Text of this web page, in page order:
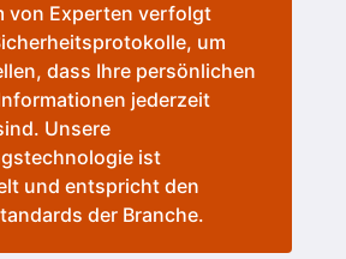
von Experten verfolgt
um
dass Ihre persönlichen
jederzeit
Unsere
ist
und entspricht den
der Branche.